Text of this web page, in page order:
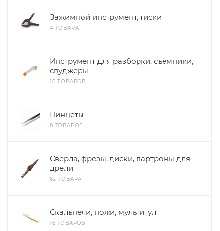
Зажимной инструмент, тиски
4 ТОВАРА
Инструмент для разборки, съемники,
спуджеры
10 ТОВАРОВ
Пинцеты
8 ТОВАРОВ
Сверла, фрезы, диски, партроны для
дрели
62 ТОВАРА
Скальпели, ножи, мультитул
16 ТОВАРОВ